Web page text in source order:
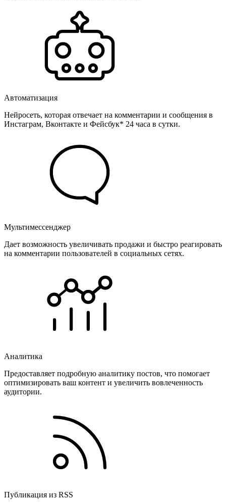
Автоматизация
Нейросеть, которая отвечает на комментарии и сообщения в
Инстаграм, Вконтакте и Фейсбук* 24 часа в сутки.
Мультимессенджер
Дает возможность увеличивать продажи и быстро реагировать
на комментарии пользователей в социальных сетях.
Аналитика
Предоставляет подробную аналитику постов, что помогает
оптимизировать ваш контент и увеличить вовлеченность
аудитории.
Публикация из RSS